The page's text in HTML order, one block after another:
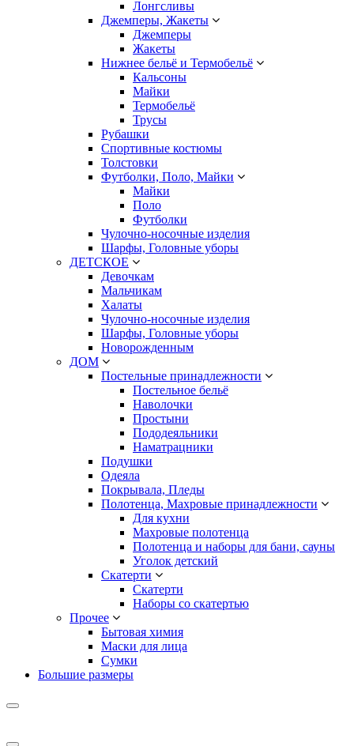
Лонгсливы
Джемперы, Жакеты
Джемперы
Жакеты
Нижнее бельё и Термобельё
Кальсоны
Майки
Термобельё
Трусы
Рубашки
Спортивные костюмы
Толстовки
Футболки, Поло, Майки
Майки
Поло
Футболки
Чулочно-носочные изделия
Шарфы, Головные уборы
ДЕТСКОЕ
Девочкам
Мальчикам
Халаты
Чулочно-носочные изделия
Шарфы, Головные уборы
Новорожденным
ДОМ
Постельные принадлежности
Постельное бельё
Наволочки
Простыни
Пододеяльники
Наматрацники
Подушки
Одеяла
Покрывала, Пледы
Полотенца, Махровые принадлежности
Для кухни
Махровые полотенца
Полотенца и наборы для бани, сауны
Уголок детский
Скатерти
Скатерти
Наборы со скатертью
Прочее
Бытовая химия
Маски для лица
Сумки
Большие размеры